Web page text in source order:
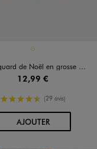
de Noël en grosse maille bébé garçon
12,99 €
4.5/5 de moyenne
(29 avis)
AJOUTERAU PANIER